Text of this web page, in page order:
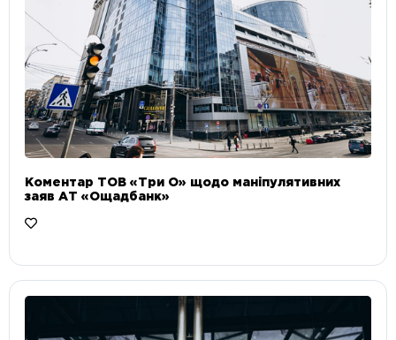
Коментар ТОВ «Три О» щодо маніпулятивних
заяв АТ «Ощадбанк»